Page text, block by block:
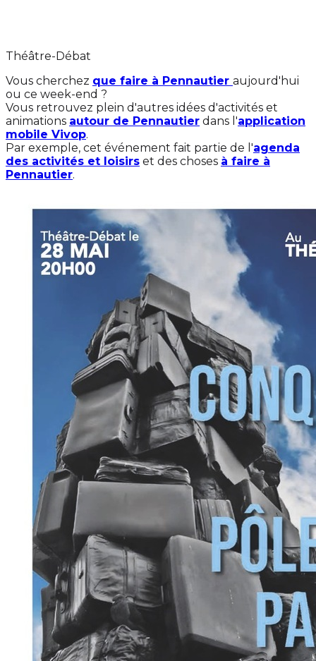
Théâtre-Débat
Vous cherchez que faire à Pennautier aujourd'hui
ou ce week-end ?
Vous retrouvez plein d'autres idées d'activités et
animations autour de Pennautier dans l'application
mobile Vivop.
Par exemple, cet événement fait partie de l'agenda
des activités et loisirs et des choses à faire à
Pennautier.